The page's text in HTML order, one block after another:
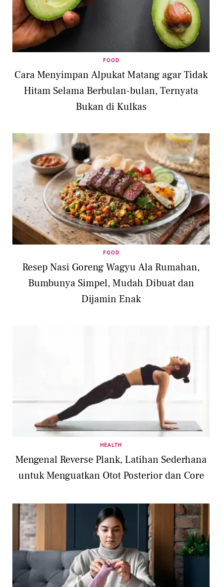
FOOD
Cara Menyimpan Alpukat Matang agar Tidak
Hitam Selama Berbulan-bulan, Ternyata
Bukan di Kulkas
FOOD
Resep Nasi Goreng Wagyu Ala Rumahan,
Bumbunya Simpel, Mudah Dibuat dan
Dijamin Enak
HEALTH
Mengenal Reverse Plank, Latihan Sederhana
untuk Menguatkan Otot Posterior dan Core